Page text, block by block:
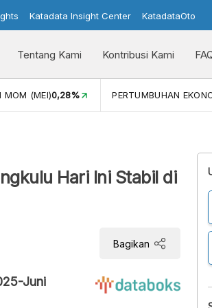
Katadata Insight Center KatadataOto
Tentang Kami Kontribusi Kami
MOM (MEI)0,28% PERTUMBUHAN
Hari Ini Stabil di
Bagikan
Juni